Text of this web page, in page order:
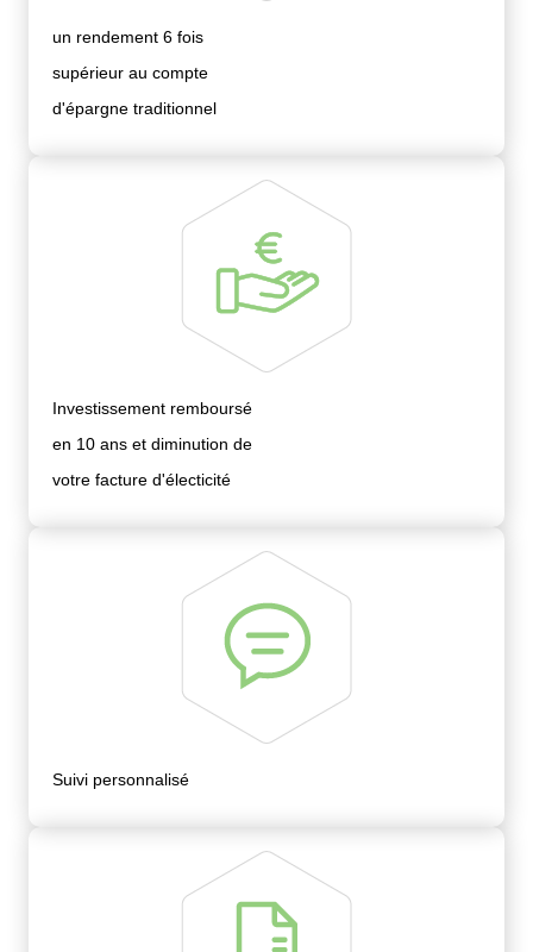
un rendement 6 fois
supérieur au compte
d'épargne traditionnel
Investissement remboursé
en 10 ans et diminution de
votre facture d'électicité
Suivi personnalisé